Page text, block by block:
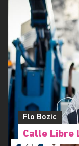
Flo Bozic
Calle Libre